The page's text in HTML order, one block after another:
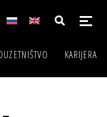
KARIJERA